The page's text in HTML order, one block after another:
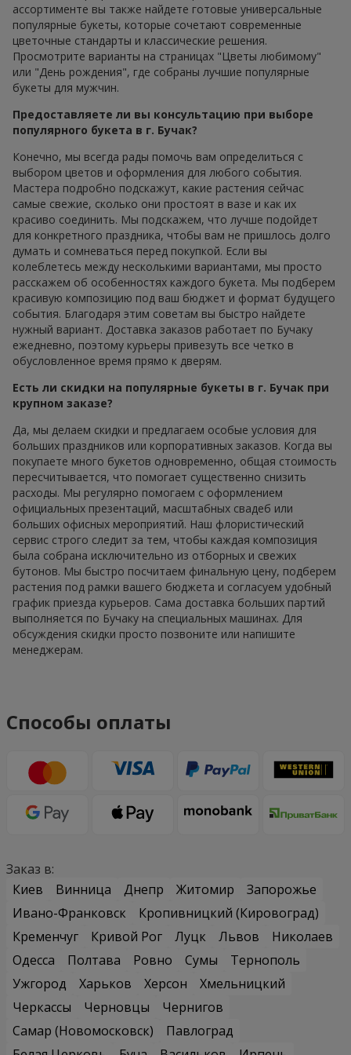
ассортименте вы также найдете готовые универсальные
популярные букеты, которые сочетают современные
цветочные стандарты и классические решения.
Просмотрите варианты на страницах "Цветы любимому"
или "День рождения", где собраны лучшие популярные
букеты для мужчин.
Предоставляете ли вы консультацию при выборе
популярного букета в г. Бучак?
Конечно, мы всегда рады помочь вам определиться с
выбором цветов и оформления для любого события.
Мастера подробно подскажут, какие растения сейчас
самые свежие, сколько они простоят в вазе и как их
красиво соединить. Мы подскажем, что лучше подойдет
для конкретного праздника, чтобы вам не пришлось долго
думать и сомневаться перед покупкой. Если вы
колеблетесь между несколькими вариантами, мы просто
расскажем об особенностях каждого букета. Мы подберем
красивую композицию под ваш бюджет и формат будущего
события. Благодаря этим советам вы быстро найдете
нужный вариант. Доставка заказов работает по Бучаку
ежедневно, поэтому курьеры привезуть все четко в
обусловленное время прямо к дверям.
Есть ли скидки на популярные букеты в г. Бучак при
крупном заказе?
Да, мы делаем скидки и предлагаем особые условия для
больших праздников или корпоративных заказов. Когда вы
покупаете много букетов одновременно, общая стоимость
пересчитывается, что помогает существенно снизить
расходы. Мы регулярно помогаем с оформлением
официальных презентаций, масштабных свадеб или
больших офисных мероприятий. Наш флористический
сервис строго следит за тем, чтобы каждая композиция
была собрана исключительно из отборных и свежих
бутонов. Мы быстро посчитаем финальную цену, подберем
растения под рамки вашего бюджета и согласуем удобный
график приезда курьеров. Сама доставка больших партий
выполняется по Бучаку на специальных машинах. Для
обсуждения скидки просто позвоните или напишите
менеджерам.
Способы оплаты
Заказ в:
Киев
Винница Днепр Житомир
Запорожье
Ивано-Франковск
Кропивницкий (Кировоград)
Кременчуг
Кривой Рог Луцк Львов
Николаев
Одесса
Полтава Ровно Сумы
Тернополь
Ужгород
Харьков Херсон
Хмельницкий
Черкассы
Черновцы
Чернигов
Самар (Новомосковск)
Павлоград